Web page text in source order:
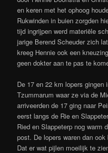
en keren met het ophoog
Rukwinden in buien zorgden
tijd ingrijpen werd materiële
jarige Berend Scheuder zich
kreeg Hennie ook een
geen dokter aan te pas te
De 17 en 22 km lopers gingen
Tzummarum waar ze via de
arriveerden de 17 ging naar
eerst langs de Rie en
Ried en Slappeterp nog warm
post. De lopers waren dan
Dat er wat pijlen moeilijk te